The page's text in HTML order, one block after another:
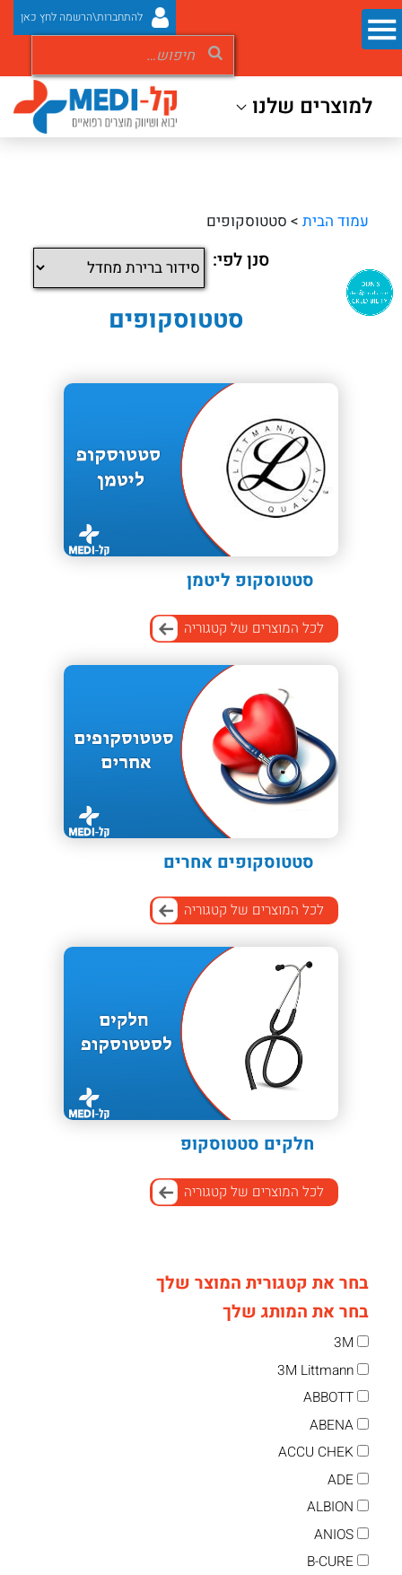
להתחברות\הרשמה לחץ כאן
למוצרים שלנו
עמוד הבית > סטטוסקופים
סנן לפי:
סטטוסקופים
סטטוסקופ ליטמן
לכל המוצרים של קטגוריה
סטטוסקופים אחרים
לכל המוצרים של קטגוריה
חלקים סטטוסקופ
לכל המוצרים של קטגוריה
בחר את קטגורית המוצר שלך
בחר את המותג שלך
3M
3M Littmann
ABBOTT
ABENA
ACCU CHEK
ADE
ALBION
ANIOS
B-CURE